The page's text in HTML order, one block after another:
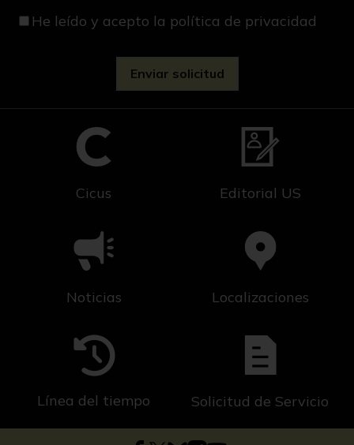
He leído y acepto la política de privacidad
Cicus Editorial US
Noticias Localizaciones
Línea del tiempo Solicitud de Servicio